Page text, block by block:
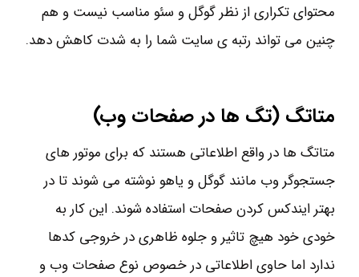
محتوای تکراری از نظر گوگل و سئو مناسب نیست و هم
چنین می تواند رتبه ی سایت شما را به شدت کاهش دهد.
متاتگ (تگ ها در صفحات وب)
متاتگ ها در واقع اطلاعاتی هستند که برای موتور های
جستجوگر وب مانند گوگل و یاهو نوشته می شوند تا در
بهتر ایندکس کردن صفحات استفاده شوند. این کار به
خودی خود هیچ تاثیر و جلوه ظاهری در خروجی کدها
ندارد اما حاوی اطلاعاتی در خصوص نوع صفحات وب و